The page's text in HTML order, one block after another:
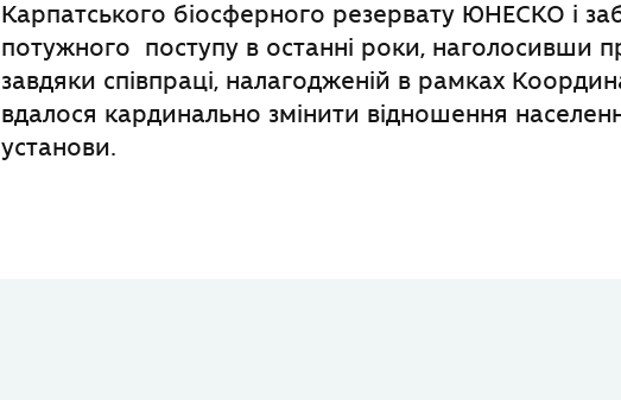
Карпатського біосферного резервату ЮНЕСКО і
потужного поступу в останні роки, наголосивши
завдяки співпраці, налагодженій в рамках
вдалося кардинально змінити відношення
установи.